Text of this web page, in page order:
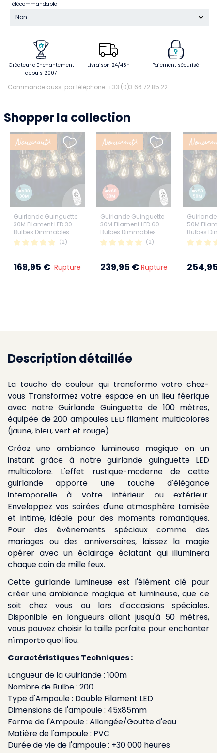
Télécommandable
Non
Créateur d'Enchantement
depuis 2007
Livraison 24/48h Paiement sécurisé
Commande aussi par téléphone: +33 (0)3 66 72 85 22
Shopper la collection
Guirlande Guinguette
30M Filament LED 30
Bulbes Dimmables
(2)
169,95 € Rupture
Nouveauté
Guirlande Guinguette
30M Filament LED 60
Bulbes Dimmables
Avec Variateur et
Télécommande
(2)
239,95 € Rupture
Nouveauté
50M
Bulbes
Avec
Description détaillée
La touche de couleur qui transforme votre chez-
vous Transformez votre espace en un lieu féerique
avec notre Guirlande Guinguette de 100 mètres,
équipée de 200 ampoules LED filament multicolores
(jaune, bleu, vert et rouge).
Créez une ambiance lumineuse magique en un
instant grâce à notre guirlande guinguette LED
multicolore. L'effet rustique-moderne de cette
guirlande apporte une touche d'élégance
intemporelle à votre intérieur ou extérieur.
Enveloppez vos soirées d'une atmosphère tamisée
et intime, idéale pour des moments romantiques.
Pour des événements spéciaux comme des
mariages ou des anniversaires, laissez la magie
opérer avec un éclairage éclatant qui illuminera
chaque coin de mille feux.
Cette guirlande lumineuse est l'élément clé pour
créer une ambiance magique et lumineuse, que ce
soit chez vous ou lors d'occasions spéciales.
Disponible en longueurs allant jusqu'à 50 mètres,
vous pouvez choisir la taille parfaite pour enchanter
n'importe quel lieu.
Caractéristiques Techniques :
Longueur de la Guirlande : 100m
Nombre de Bulbe : 200
Type d'Ampoule : Double Filament LED
Dimensions de l'ampoule : 45x85mm
Forme de l'Ampoule : Allongée/Goutte d'eau
Matière de l'ampoule : PVC
Durée de vie de l'ampoule : +30 000 heures